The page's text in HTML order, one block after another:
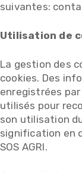
suivantes:
Utilisation de
La gestion des
cookies. Des
enregistrées
utilisés pour
son utilisation
signification en
SOS AGRI.